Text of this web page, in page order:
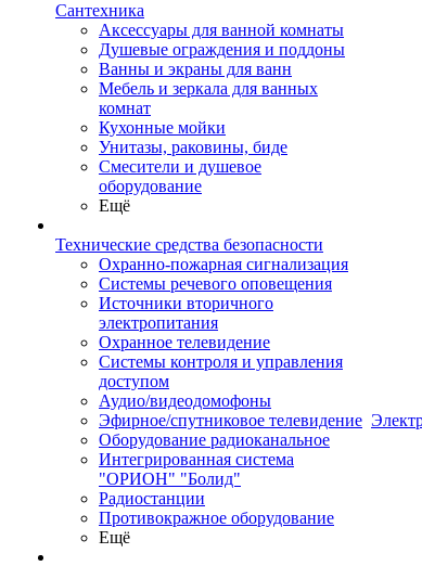
Сантехника
Аксессуары для ванной комнаты
Душевые ограждения и поддоны
Ванны и экраны для ванн
Мебель и зеркала для ванных
комнат
Кухонные мойки
Унитазы, раковины, биде
Смесители и душевое
оборудование
Ещё
Технические средства безопасности
Охранно-пожарная сигнализация
Системы речевого оповещения
Источники вторичного
электропитания
Охранное телевидение
Системы контроля и управления
доступом
Аудио/видеодомофоны
Эфирное/спутниковое телевидение
Оборудование радиоканальное
Интегрированная система
"ОРИОН" "Болид"
Радиостанции
Противокражное оборудование
Ещё